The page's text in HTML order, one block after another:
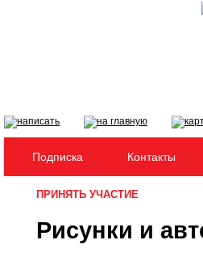
Подписка Контакты
ПРИНЯТЬ УЧАСТИЕ
Рисунки и